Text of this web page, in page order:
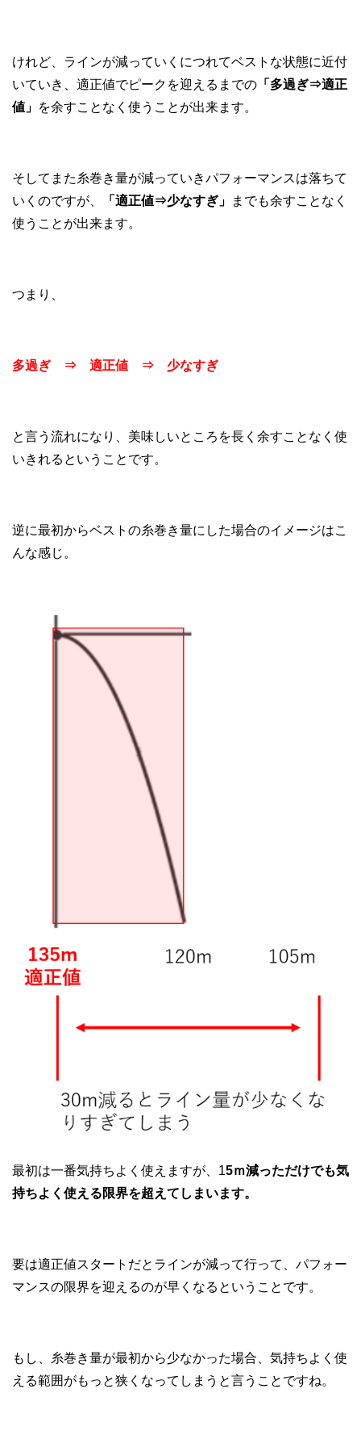
けれど、ラインが減っていくにつれてベストな状態に近付
いていき、適正値でピークを迎えるまでの 「 多過ぎ⇒適正
値」 を余すことなく使うことが出来ます。
そしてまた糸巻き量が減っていきパフォーマンスは落ちて
いくのですが、
「適正値⇒少なすぎ」
までも余すことなく
使うことが出来ます。
つまり、
多過ぎ ⇒ 適正値 ⇒ 少なすぎ
と言う流れになり、美味しいところを長く余すことなく使
いきれるということです。
逆に最初からベストの糸巻き量にした場合のイメージはこ
んな感じ。
最初は一番気持ちよく使えますが、15ｍ減っただけでも気
持ちよく使える限界を超えてしまいます。
要は適正値スタートだとラインが減って行って、パフォー
マンスの限界を迎えるのが早くなるということです。
もし、糸巻き量が最初から少なかった場合、気持ちよく使
える範囲がもっと狭くなってしまうと言うことですね。